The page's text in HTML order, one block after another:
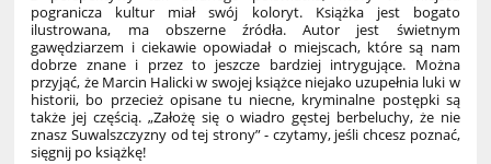
pogranicza kultur miał swój koloryt. Książka jest bogato
ilustrowana, ma obszerne źródła. Autor jest świetnym
gawędziarzem i ciekawie opowiadał o miejscach, które są nam
dobrze znane i przez to jeszcze bardziej intrygujące. Można
przyjąć, że Marcin Halicki w swojej książce niejako uzupełnia luki w
historii, bo przecież opisane tu niecne, kryminalne postępki są
także jej częścią. „Założę się o wiadro gęstej berbeluchy, że nie
znasz Suwalszczyzny od tej strony” - czytamy, jeśli chcesz poznać,
sięgnij po książkę!